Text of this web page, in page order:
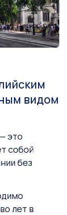
видом
— это
собой
без
лет в